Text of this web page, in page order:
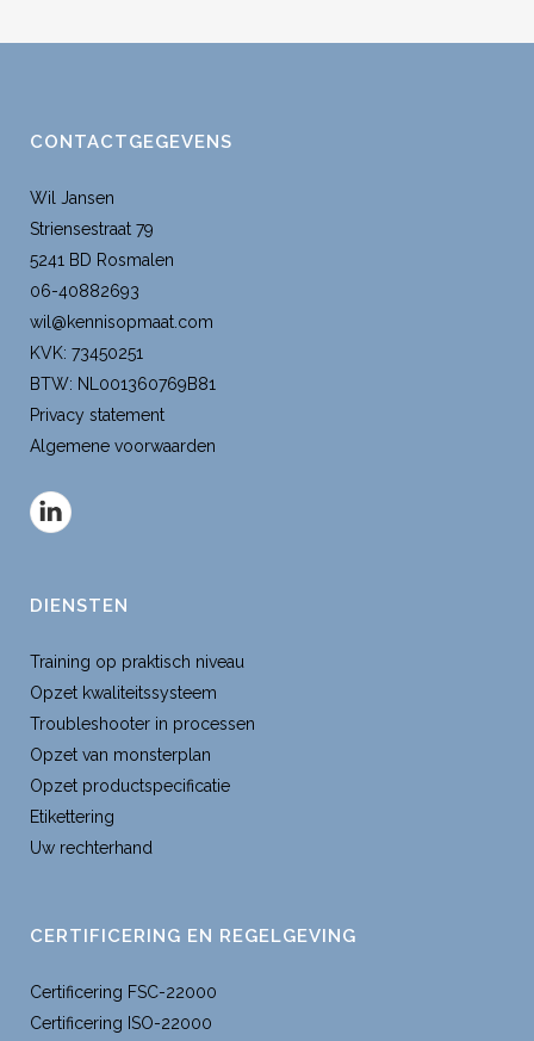
CONTACTGEGEVENS
Wil Jansen
Striensestraat 79
5241 BD Rosmalen
06-40882693
wil@kennisopmaat.com
KVK: 73450251
BTW: NL001360769B81
Privacy statement
Algemene voorwaarden
DIENSTEN
Training op praktisch niveau
Opzet kwaliteitssysteem
Troubleshooter in processen
Opzet van monsterplan
Opzet productspecificatie
Etikettering
Uw rechterhand
CERTIFICERING EN REGELGEVING
Certificering FSC-22000
Certificering ISO-22000